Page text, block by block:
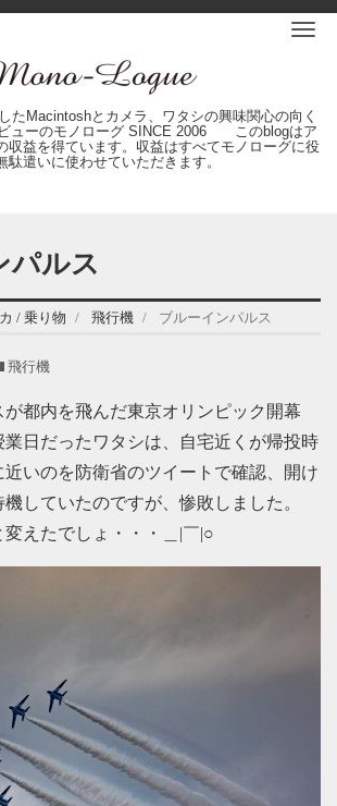
たMacintoshとカメラ、ワタシの興味関心の向く
ューのモノローグ SINCE 2006 このblogはア
収益を得ています。収益はすべてモノローグに役
駄遣いに使わせていただきます。
パルス
/ 乗り物 飛行機 ブルーインパルス
飛行機
都内を飛んだ東京オリンピック開幕
業日だったワタシは、自宅近くが帰投時
いのを防衛省のツイートで確認、開け
していたのですが、惨敗しました。
えたでしょ・・・＿|￣|○